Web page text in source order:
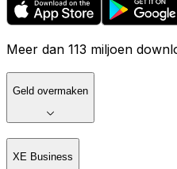
Meer dan 113 miljoen
Geld overmaken
XE Business